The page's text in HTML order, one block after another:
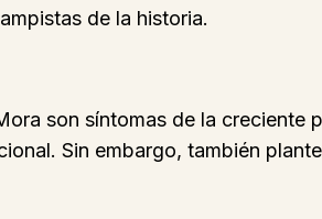
de la historia.
son síntomas de la creciente
Sin embargo, también